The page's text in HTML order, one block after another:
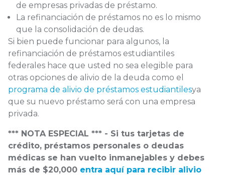
de empresas privadas de préstamo.
La refinanciación de préstamos no es lo mismo
que la consolidación de deudas.
Si bien puede funcionar para algunos, la
refinanciación de préstamos estudiantiles
federales hace que usted no sea elegible para
otras opciones de alivio de la deuda como el
programa de alivio de préstamos estudiantilesya
que su nuevo préstamo será con una empresa
privada.
*** NOTA ESPECIAL *** - Si tus tarjetas de
crédito, préstamos personales o deudas
médicas se han vuelto inmanejables y debes
más de $20,000 entra aquí para recibir alivio